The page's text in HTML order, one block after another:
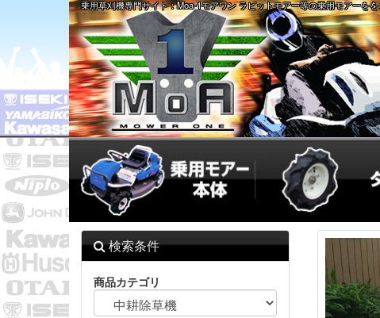
乗用草刈機専門サイト：Moa-1モアワン ラビットモアー等の乗用モアーを
検索条件
商品カテゴリ